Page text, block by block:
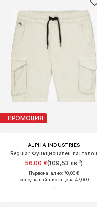
ПРОМОЦИЯ
ALPHA INDUSTRIES
Regular Функционален панталон
56,00 €(109,53 лв.³)
Първоначално: 70,00 €
Последна най-ниска цена:47,60 €